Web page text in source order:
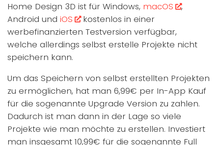
Home Design 3D ist für Windows, macOS
,
Android und iOS
kostenlos in einer
werbefinanzierten Testversion verfügbar,
welche allerdings selbst erstelle Projekte nicht
speichern kann.
Um das Speichern von selbst erstellten Projekten
zu ermöglichen, hat man 6,99€ per In-App Kauf
für die sogenannte Upgrade Version zu zahlen.
Dadurch ist man dann in der Lage so viele
Projekte wie man möchte zu erstellen. Investiert
man insgesamt 10,99€ für die sogenannte Full